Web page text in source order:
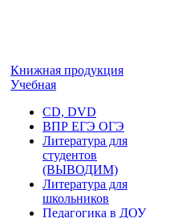
Книжная продукция
Учебная
CD, DVD
ВПР ЕГЭ ОГЭ
Литература для
студентов
(ВЫВОДИМ)
Литература для
школьников
Педагогика в ДОУ